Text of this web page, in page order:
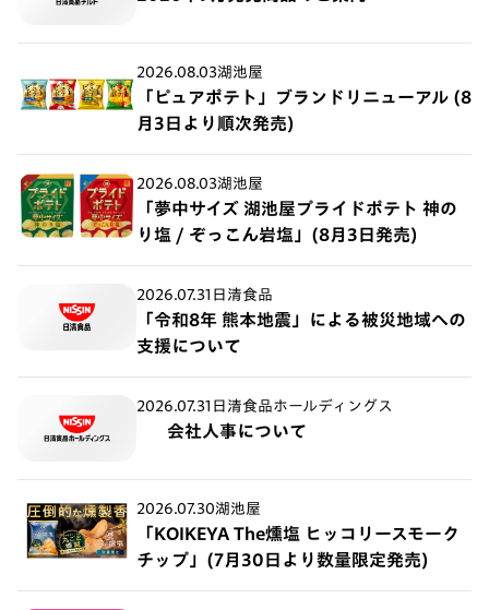
2026.08.03湖池屋
「ピュアポテト」ブランドリニューアル (8
月3日より順次発売)
2026.08.03湖池屋
「夢中サイズ 湖池屋プライドポテト 神の
り塩 / ぞっこん岩塩」(8月3日発売)
2026.07.31 日清食品
「令和8年 熊本地震」による被災地域への
支援について
2026.07.31 日清食品ホールディングス
会社人事について
2026.07.30湖池屋
「KOIKEYA The燻塩 ヒッコリースモーク
チップ」(7月30日より数量限定発売)